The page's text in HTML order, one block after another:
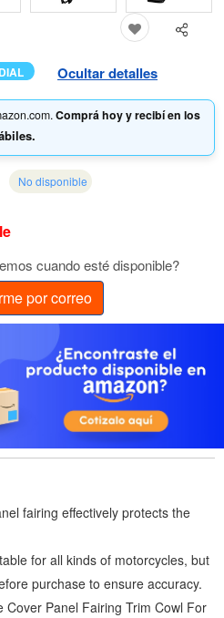
Ocultar detalles
Comprá hoy y recibí en los
No disponible
cuando esté disponible?
por correo
fairing effectively protects the
for all kinds of motorcycles, but
purchase to ensure accuracy.
Cover Panel Fairing Trim Cowl For